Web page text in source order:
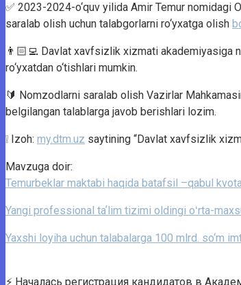
✅ 2023-2024-o‘quv yilida Amir Temur nomidagi
saralab olish uchun talabgorlarni ro‘yxatga olish
👨🏻‍💻 Davlat xavfsizlik xizmati
ro‘yxatdan o‘tishlari mumkin.
🔰 Nomzodlarni saralab olish Vazirlar
belgilangan talablarga javob berishlari lozim.
❕ Izoh: my.dtm.uz saytining “Davlat xavfsizlik
Mavzuga doir:
Temurbeklar maktabi haqida batafsil –qabul
Yangi professional taʼlim tizimi oldingi oʻrta-
Yaxshi loyiha uchun talabalarga 100 mlrd. so‘m
⚡️ Началась регистрация кандидатов в